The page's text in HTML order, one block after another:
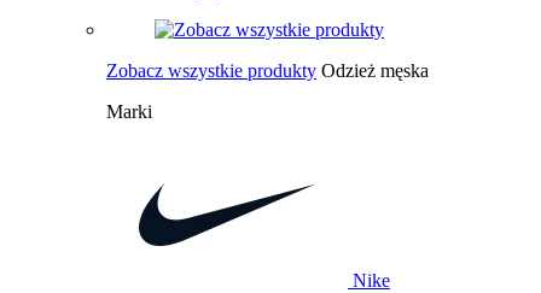
Zobacz wszystkie produkty Odzież męska
Marki
Nike